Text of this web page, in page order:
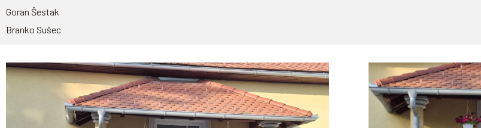
Goran Šestak
Branko Sušec